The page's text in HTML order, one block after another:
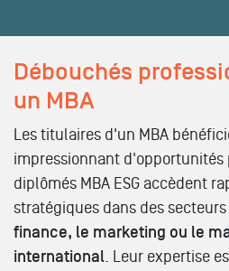
Débouchés
un MBA
Les titulaires d'un MBA
impressionnant d'opportunités
diplômés MBA ESG accèdent
stratégiques dans des
finance, le marketing ou le
international. Leur expertise